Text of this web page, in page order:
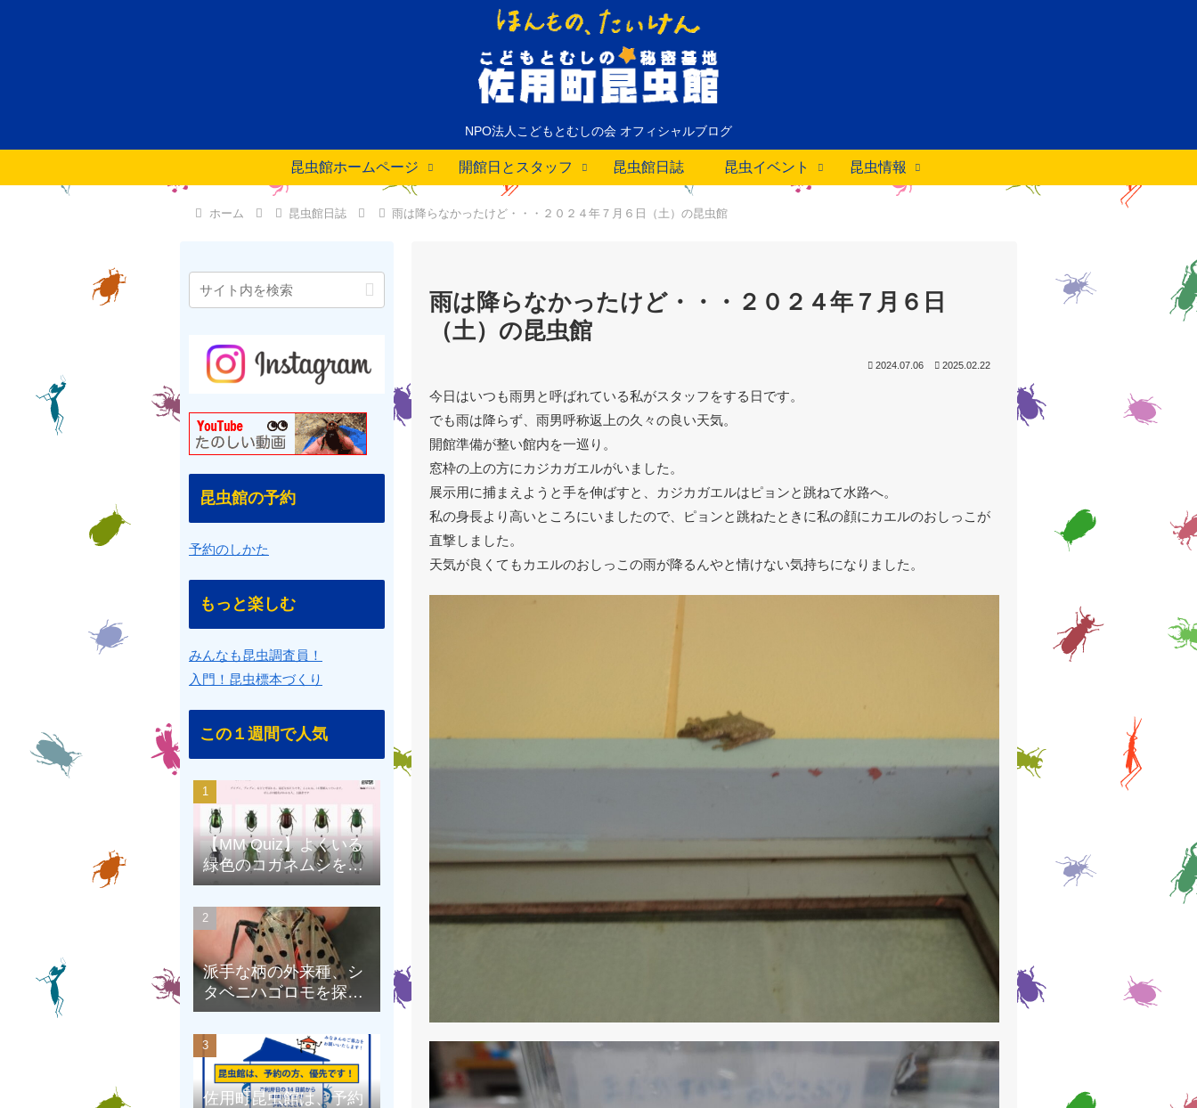
NPO法人こどもとむしの会 オフィシャルブログ
昆虫館ホームページ 開館日とスタッフ 昆虫館日誌 昆虫イベント 昆虫情報
ホーム 昆虫館日誌 雨は降らなかったけど・・・２０２４年７月６日（土）の昆虫館
雨は降らなかったけど・・・２０２４年７月６日
（土）の昆虫館
2024.07.06 2025.02.22
今日はいつも雨男と呼ばれている私がスタッフをする日です。
でも雨は降らず、雨男呼称返上の久々の良い天気。
開館準備が整い館内を一巡り。
窓枠の上の方にカジカガエルがいました。
展示用に捕まえようと手を伸ばすと、カジカガエルはピョンと跳ねて水路へ。
私の身長より高いところにいましたので、ピョンと跳ねたときに私の顔にカエルのおしっこが
直撃しました。
天気が良くてもカエルのおしっこの雨が降るんやと情けない気持ちになりました。
昆虫館の予約
予約のしかた
もっと楽しむ
みんなも昆虫調査員！
入門！昆虫標本づくり
この１週間で人気
【MM Quiz】よくいる
緑色のコガネムシを、
克服しよう！
派手な柄の外来種、シ
タベニハゴロモを探そ
う
佐用町昆虫館は、予約